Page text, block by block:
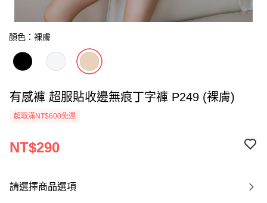
顏色：裸膚
有感褲 超服貼收邊無痕丁字褲 P249 (裸膚)
超取滿NT$600免運
NT$290
請選擇商品選項